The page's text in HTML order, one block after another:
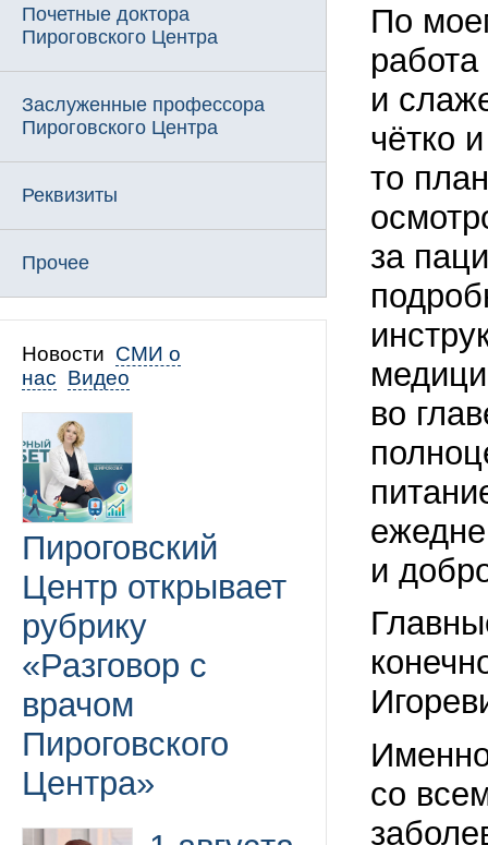
Почетные доктора
Пироговского Центра
Заслуженные профессора
Пироговского Центра
Реквизиты
Прочее
Новости СМИ о
нас Видео
Пироговский
Центр открывает
рубрику
«Разговор с
врачом
Пироговского
Центра»
По
и
чётко
то
за
во
и
со